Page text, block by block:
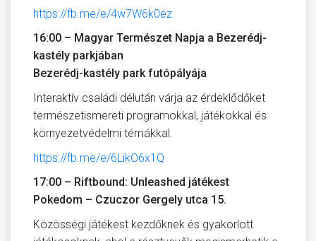
https://fb.me/e/4w7W6k0ez
16:00 – Magyar Természet Napja a Bezerédj-
kastély parkjában
Bezerédj-kastély park futópályája
Interaktív családi délután várja az érdeklődőket
természetismereti programokkal, játékokkal és
környezetvédelmi témákkal.
https://fb.me/e/6LikO6x1Q
17:00 – Riftbound: Unleashed játékest
Pokedom – Czuczor Gergely utca 15.
Közösségi játékest kezdőknek és gyakorlott